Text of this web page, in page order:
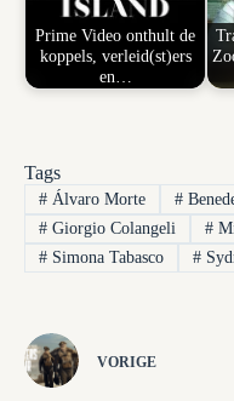
Prime Video onthult de
koppels, verleid(st)ers
en…
Tags
#Álvaro Morte #
#Giorgio Colangeli #
#Simona Tabasco #
VORIGE